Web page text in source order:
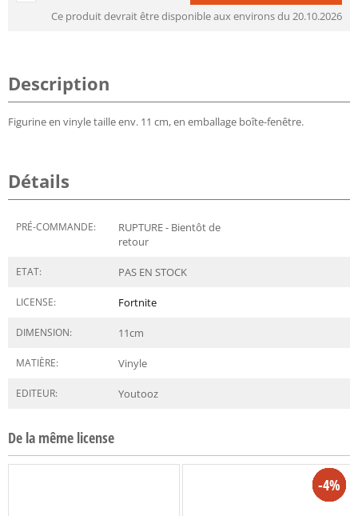
Ce produit devrait être disponible aux environs du 20.10.2026
Description
Figurine en vinyle taille env. 11 cm, en emballage boîte-fenêtre.
Détails
PRÉ-COMMANDE:
RUPTURE - Bientôt de
retour
ETAT: PAS EN STOCK
LICENSE: Fortnite
DIMENSION: 11cm
MATIÈRE: Vinyle
EDITEUR: Youtooz
De la même license
-3%
-9%
-9%
-4%
-4%
-4%
-4%
-4%